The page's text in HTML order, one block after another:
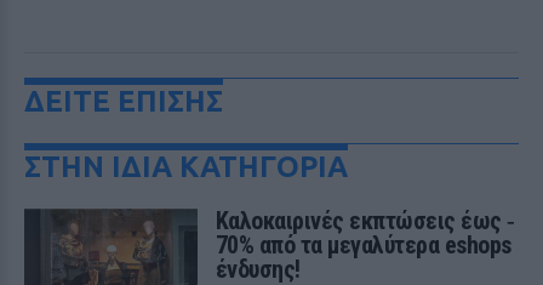
ΔΕΙΤΕ ΕΠΙΣΗΣ
ΣΤΗΝ ΙΔΙΑ ΚΑΤΗΓΟΡΙΑ
Καλοκαιρινές εκπτώσεις έως ‑
70% από τα μεγαλύτερα eshops
ένδυσης!